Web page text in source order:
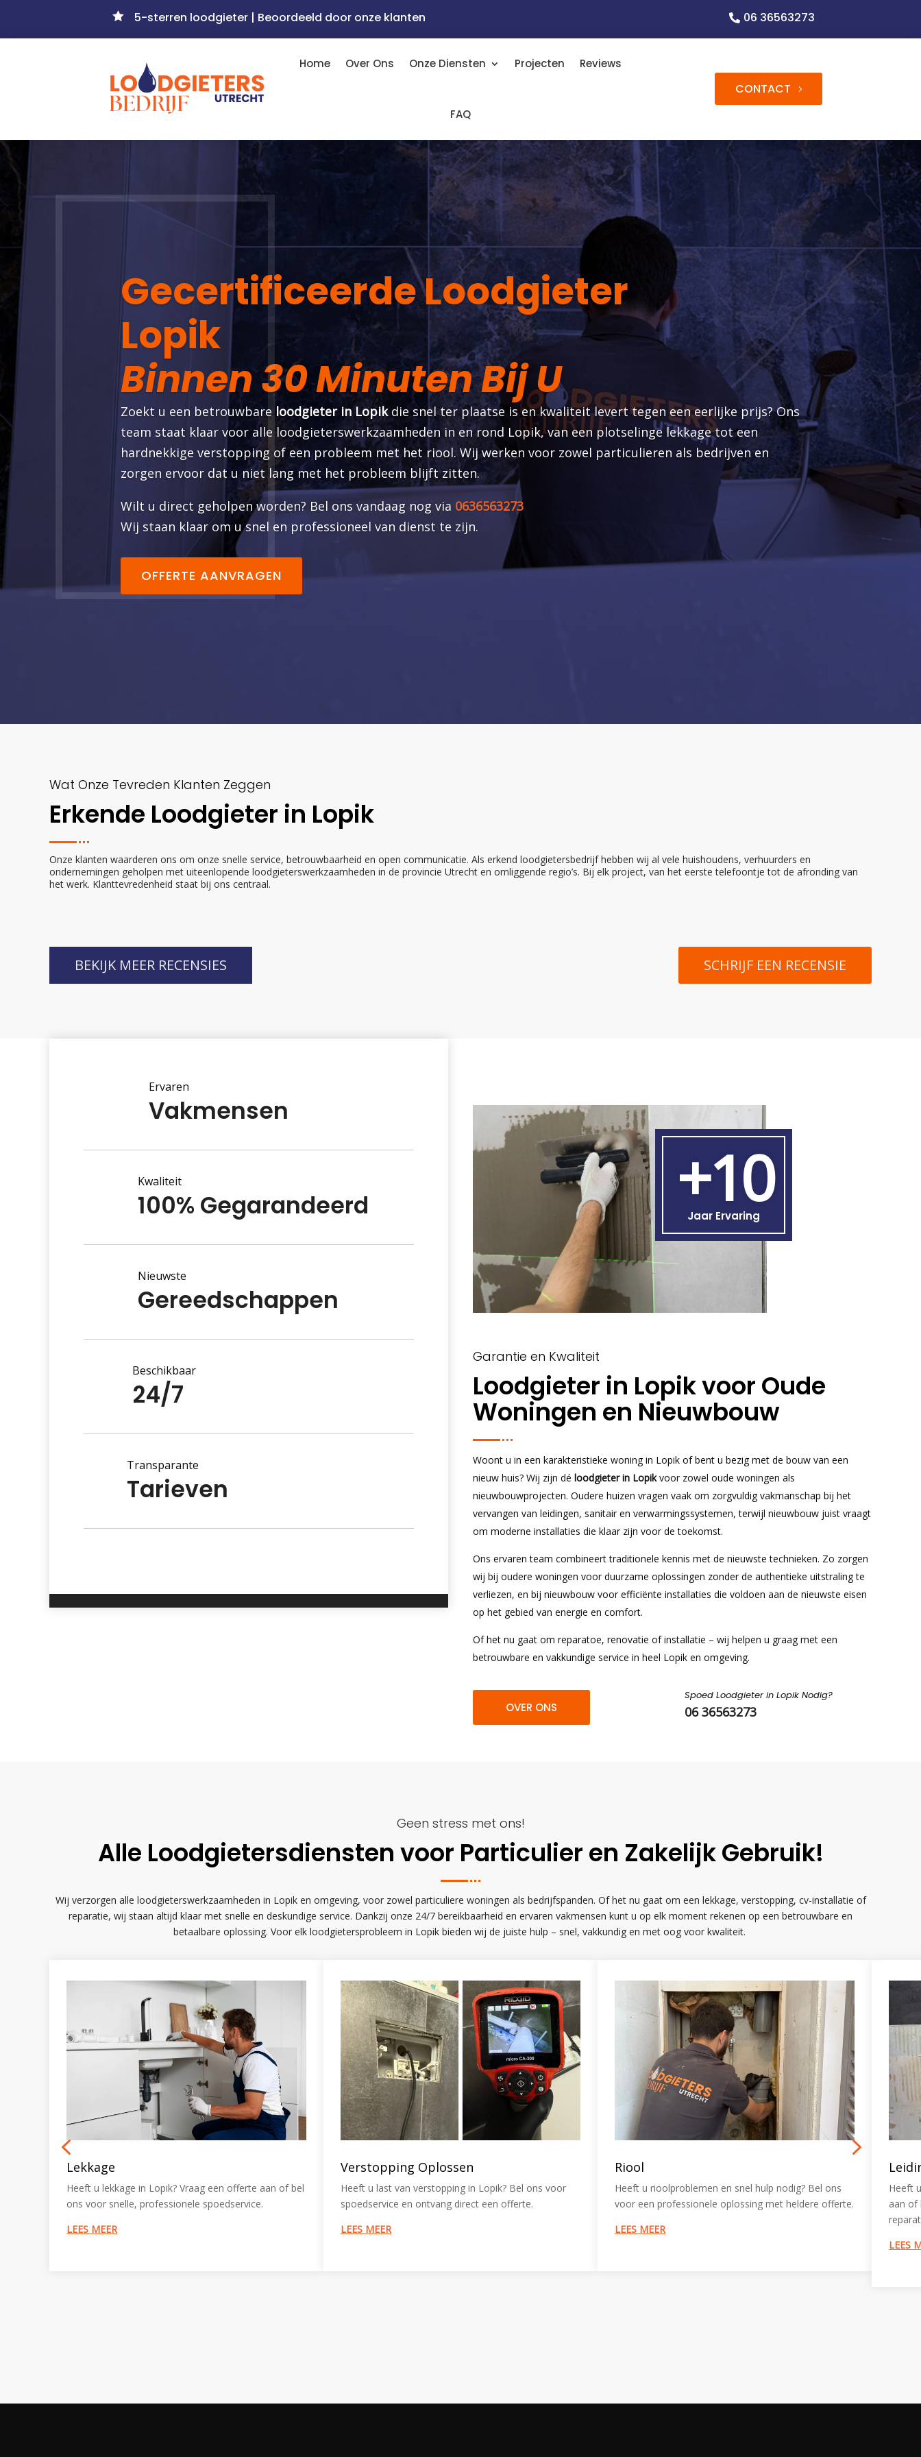
 5-sterren loodgieter | Beoordeeld door onze klanten 06 36563273
Home Over Ons Onze Diensten Projecten Reviews
FAQ
CONTACT
Gecertificeerde Loodgieter
Lopik
Binnen 30 Minuten Bij U
Zoekt u een betrouwbare loodgieter in Lopikdie snel ter plaatse is en kwaliteit levert tegen een eerlijke prijs? Ons
team staat klaar voor alle loodgieterswerkzaamheden in en rond Lopik, van een plotselinge lekkage tot een
hardnekkige verstopping of een probleem met het riool. Wij werken voor zowel particulieren als bedrijven en
zorgen ervoor dat u niet lang met het probleem blijft zitten.
Wilt u direct geholpen worden? Bel ons vandaag nog via 0636563273
Wij staan klaar om u snel en professioneel van dienst te zijn.
OFFERTE AANVRAGEN
Wat Onze Tevreden Klanten Zeggen
Erkende Loodgieter in Lopik
Onze klanten waarderen ons om onze snelle service, betrouwbaarheid en open communicatie. Als erkend loodgietersbedrijf hebben wij al vele huishoudens, verhuurders en
ondernemingen geholpen met uiteenlopende loodgieterswerkzaamheden in de provincie Utrecht en omliggende regio’s. Bij elk project, van het eerste telefoontje tot de afronding van
het werk. Klanttevredenheid staat bij ons centraal.
BEKIJK MEER RECENSIES SCHRIJF EEN RECENSIE
Ervaren
Vakmensen
Kwaliteit
100% Gegarandeerd
Nieuwste
Gereedschappen
Beschikbaar
24/7
Transparante
Tarieven
+10
Jaar Ervaring
Garantie en Kwaliteit
Loodgieter in Lopik voor Oude
Woningen en Nieuwbouw
Woont u in een karakteristieke woning in Lopik of bent u bezig met de bouw van een
nieuw huis? Wij zijn dé loodgieter in Lopikvoor zowel oude woningen als
nieuwbouwprojecten. Oudere huizen vragen vaak om zorgvuldig vakmanschap bij het
vervangen van leidingen, sanitair en verwarmingssystemen, terwijl nieuwbouw juist vraagt
om moderne installaties die klaar zijn voor de toekomst.
Ons ervaren team combineert traditionele kennis met de nieuwste technieken. Zo zorgen
wij bij oudere woningen voor duurzame oplossingen zonder de authentieke uitstraling te
verliezen, en bij nieuwbouw voor efficiënte installaties die voldoen aan de nieuwste eisen
op het gebied van energie en comfort.
Of het nu gaat om reparatoe, renovatie of installatie – wij helpen u graag met een
betrouwbare en vakkundige service in heel Lopik en omgeving.
OVER ONS
Spoed Loodgieter in Lopik Nodig?
06 36563273
Geen stress met ons!
Alle Loodgietersdiensten voor Particulier en Zakelijk Gebruik!
Wij verzorgen alle loodgieterswerkzaamheden in Lopik en omgeving, voor zowel particuliere woningen als bedrijfspanden. Of het nu gaat om een lekkage, verstopping, cv-installatie of
reparatie, wij staan altijd klaar met snelle en deskundige service. Dankzij onze 24/7 bereikbaarheid en ervaren vakmensen kunt u op elk moment rekenen op een betrouwbare en
betaalbare oplossing. Voor elk loodgietersprobleem in Lopik bieden wij de juiste hulp – snel, vakkundig en met oog voor kwaliteit.
Lekkage
Heeft u lekkage in Lopik? Vraag een offerte aan of bel
ons voor snelle, professionele spoedservice.
LEES MEER
Verstopping Oplossen
Heeft u last van verstopping in Lopik? Bel ons voor
spoedservice en ontvang direct een offerte.
LEES MEER
Riool
Heeft u rioolproblemen en snel hulp nodig? Bel ons
voor een professionele oplossing met heldere offerte.
LEES MEER
Heeft
aan of
LEES
4 5